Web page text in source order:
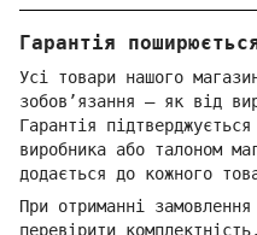
Гарантія
Усі товари нашого
зобов’язання — як від
Гарантія
виробника або талоном
додається до кожного
При отриманні
перевірити